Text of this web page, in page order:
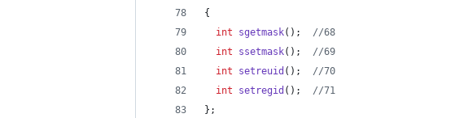
{
int
sgetmask(); //68
int
ssetmask(); //69
int
setreuid (); //70
int
setregid (); //71
};